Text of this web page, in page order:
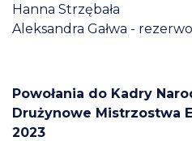
Hanna Strzębała
Aleksandra Gałwa -
Powołania do Kadry
Drużynowe Mistrzostwa
2023